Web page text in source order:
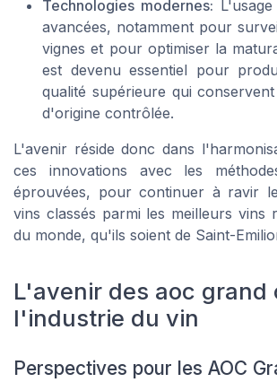
Technologies modernes:
avancées, notamment pour
vignes et pour optimiser la
est devenu essentiel pour
qualité supérieure qui
d'origine contrôlée.
L'avenir réside donc dans
ces innovations avec les
éprouvées, pour continuer à ravir
vins classés parmi les meilleurs vins
du monde, qu'ils soient de Saint-
L'avenir des aoc grand
l'industrie du vin
Perspectives pour les AOC